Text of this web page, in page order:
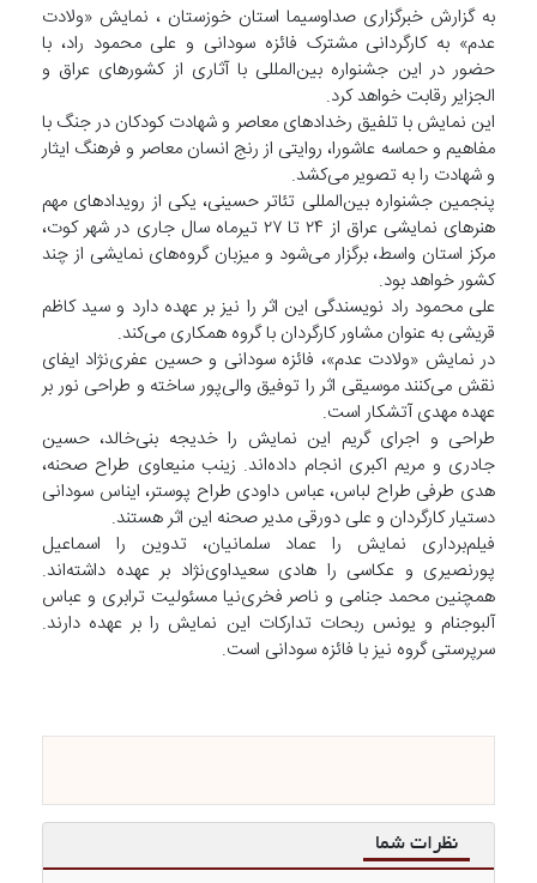
به گزارش خبرگزاری صداوسیما استان خوزستان ، نمایش «ولادت
عدم» به کارگردانی مشترک فائزه سودانی و علی محمود راد، با
حضور در این جشنواره بین‌المللی با آثاری از کشورهای عراق و
الجزایر رقابت خواهد کرد.
این نمایش با تلفیق رخدادهای معاصر و شهادت کودکان در جنگ با
مفاهیم و حماسه عاشورا، روایتی از رنج انسان معاصر و فرهنگ ایثار
و شهادت را به تصویر می‌کشد.
پنجمین جشنواره بین‌المللی تئاتر حسینی، یکی از رویدادهای مهم
هنرهای نمایشی عراق از ۲۴ تا ۲۷ تیرماه سال جاری در شهر کوت،
مرکز استان واسط، برگزار می‌شود و میزبان گروه‌های نمایشی از چند
کشور خواهد بود.
علی محمود راد نویسندگی این اثر را نیز بر عهده دارد و سید کاظم
قریشی به عنوان مشاور کارگردان با گروه همکاری می‌کند.
در نمایش «ولادت عدم»، فائزه سودانی و حسین عفری‌نژاد ایفای
نقش می‌کنند موسیقی اثر را توفیق والی‌پور ساخته و طراحی نور بر
عهده مهدی آتشکار است.
طراحی و اجرای گریم این نمایش را خدیجه بنی‌خالد، حسین
جادری و مریم اکبری انجام داده‌اند. زینب منیعاوی طراح صحنه،
هدی طرفی طراح لباس، عباس داودی طراح پوستر، ایناس سودانی
دستیار کارگردان و علی دورقی مدیر صحنه این اثر هستند.
فیلم‌برداری نمایش را عماد سلمانیان، تدوین را اسماعیل
پورنصیری و عکاسی را هادی سعیداوی‌نژاد بر عهده داشته‌اند.
همچنین محمد جنامی و ناصر فخری‌نیا مسئولیت ترابری و عباس
آلبوجنام و یونس ربحات تدارکات این نمایش را بر عهده دارند.
سرپرستی گروه نیز با فائزه سودانی است.
نظرات شما